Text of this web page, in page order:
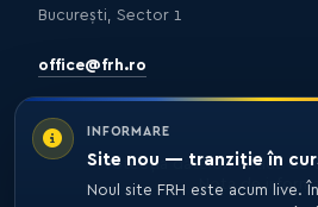
INFORMARE
Site nou — tranziție în
Noul site FRH este acum live.
București, Sector 1
office@frh.ro
Protecția datelorPolitica de
Nota de